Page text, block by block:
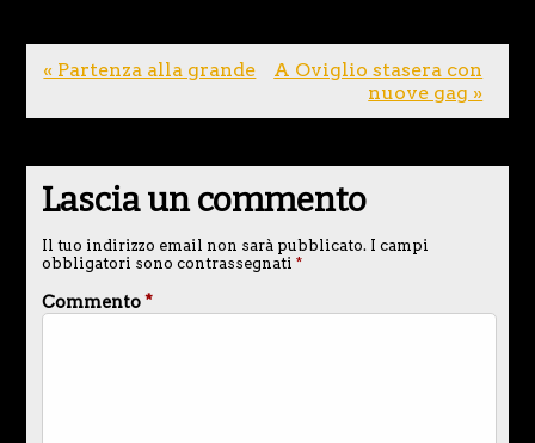
« Partenza alla grande
A Oviglio stasera con
nuove gag »
Lascia un commento
Il tuo indirizzo email non sarà pubblicato. I campi
obbligatori sono contrassegnati *
Commento*